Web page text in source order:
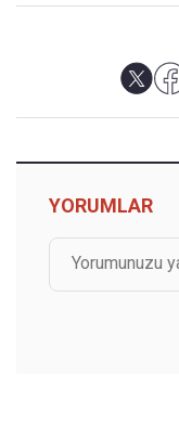
YORUMLAR